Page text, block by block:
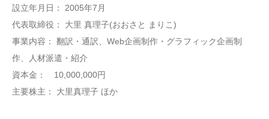
設立年月日： 2005年7月
代表取締役： 大里 真理子(おおさと まりこ)
事業内容： 翻訳・通訳、Web企画制作・グラフィック企画制
作、人材派遣・紹介
資本金： 10,000,000円
主要株主： 大里真理子 ほか